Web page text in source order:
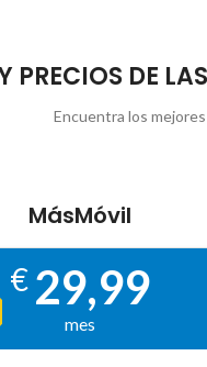
PRECIOS DE
Encuentra los
MásMóvil
€ 29,99
mes